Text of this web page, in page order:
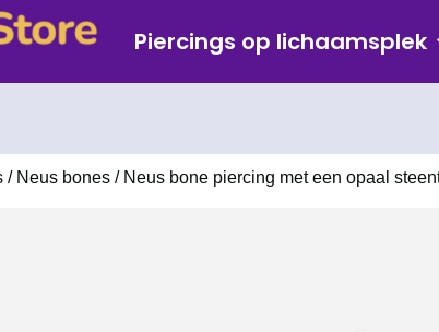
Piercings op lichaamsplek
/ Neus bones / Neus bone piercing met een opaal